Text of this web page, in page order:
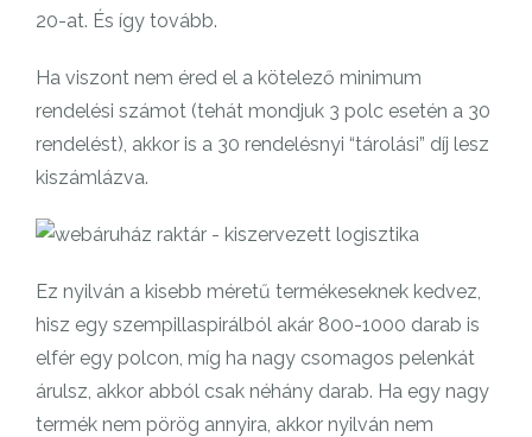
20-at. És így tovább.
Ha viszont nem éred el a kötelező minimum
rendelési számot (tehát mondjuk 3 polc esetén a 30
rendelést), akkor is a 30 rendelésnyi “tárolási” díj lesz
kiszámlázva.
Ez nyilván a kisebb méretű termékeseknek kedvez,
hisz egy szempillaspirálból akár 800-1000 darab is
elfér egy polcon, míg ha nagy csomagos pelenkát
árulsz, akkor abból csak néhány darab. Ha egy nagy
termék nem pörög annyira, akkor nyilván nem